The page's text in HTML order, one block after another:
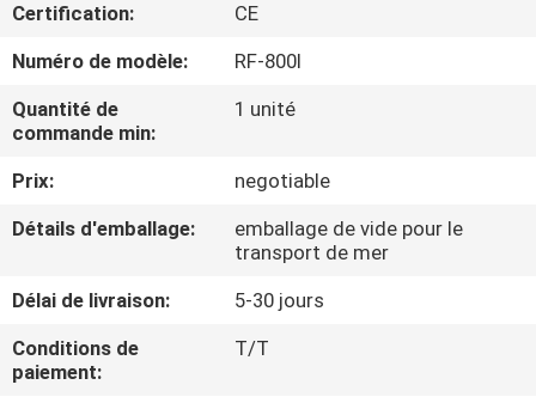
VISITE
D'USINE
CONTRÔLE
DE
QUALITÉ
CONTACTEZ-
NOUS
Certification:
CE
Numéro de modèle:
RF-800Ⅰ
Quantité de
commande min:
1 unité
Prix:
negotiable
Détails d'emballage:
emballage de vide pour le
transport de mer
Délai de livraison:
5-30 jours
Conditions de
paiement:
T/T